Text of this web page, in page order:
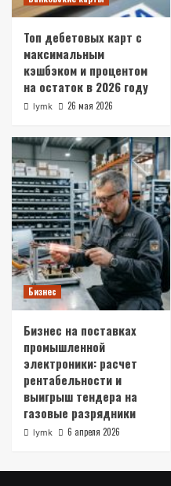
Топ дебетовых карт с
максимальным
кэшбэком и процентом
на остаток в 2026 году
lymk 26 мая 2026
Бизнес
Бизнес на поставках
промышленной
электроники: расчет
рентабельности и
выигрыш тендера на
газовые разрядники
lymk 6 апреля 2026